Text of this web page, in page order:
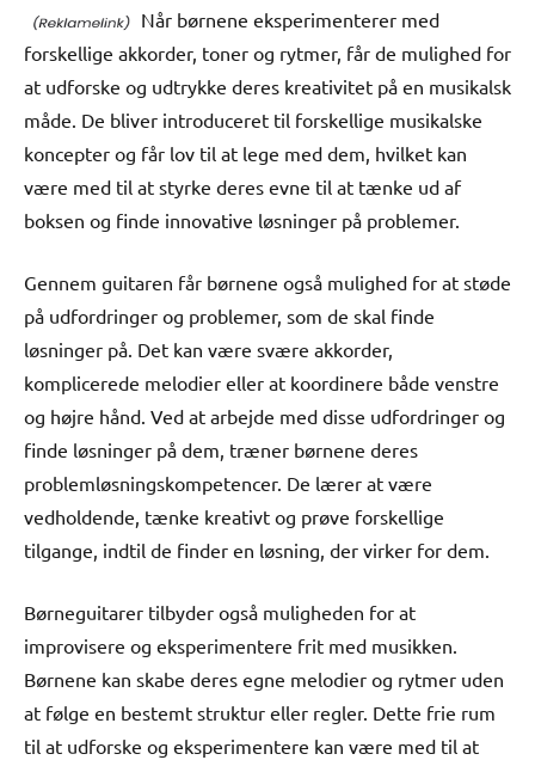
Når børnene eksperimenterer med
forskellige akkorder, toner og rytmer, får de mulighed for
at udforske og udtrykke deres kreativitet på en musikalsk
måde. De bliver introduceret til forskellige musikalske
koncepter og får lov til at lege med dem, hvilket kan
være med til at styrke deres evne til at tænke ud af
boksen og finde innovative løsninger på problemer.
Gennem guitaren får børnene også mulighed for at støde
på udfordringer og problemer, som de skal finde
løsninger på. Det kan være svære akkorder,
komplicerede melodier eller at koordinere både venstre
og højre hånd. Ved at arbejde med disse udfordringer og
finde løsninger på dem, træner børnene deres
problemløsningskompetencer. De lærer at være
vedholdende, tænke kreativt og prøve forskellige
tilgange, indtil de finder en løsning, der virker for dem.
Børneguitarer tilbyder også muligheden for at
improvisere og eksperimentere frit med musikken.
Børnene kan skabe deres egne melodier og rytmer uden
at følge en bestemt struktur eller regler. Dette frie rum
til at udforske og eksperimentere kan være med til at